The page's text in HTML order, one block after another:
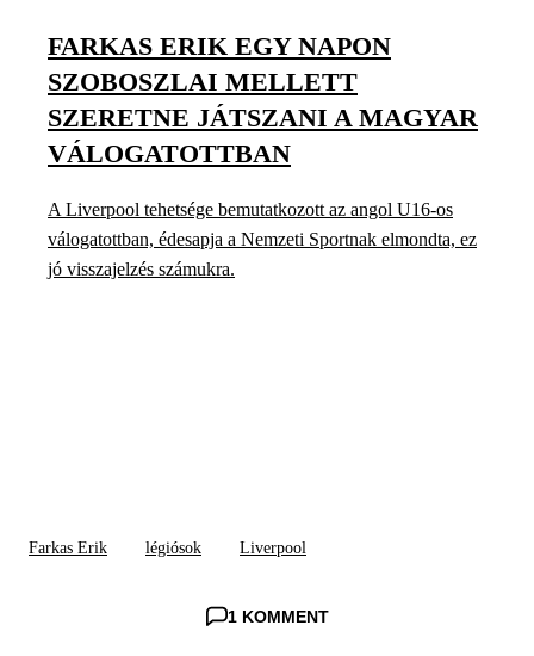
FARKAS ERIK EGY NAPON
SZOBOSZLAI MELLETT
SZERETNE JÁTSZANI A MAGYAR
VÁLOGATOTTBAN
A Liverpool tehetsége bemutatkozott az angol U16-os
válogatottban, édesapja a Nemzeti Sportnak elmondta, ez
jó visszajelzés számukra.
Farkas Erik légiósok Liverpool
1 KOMMENT